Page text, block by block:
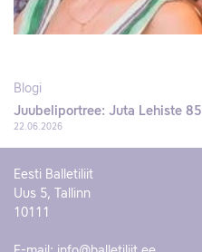
Blogi
Juubeliportree: Juta Lehiste 85
22.06.2026
Eesti Balletiliit
Uus 5, Tallinn
10111